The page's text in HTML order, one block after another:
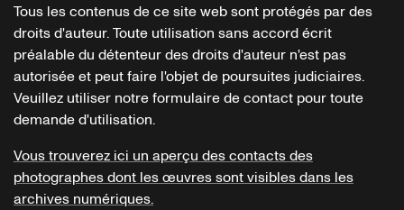
Tous les contenus de ce site web sont protégés par des
droits d'auteur. Toute utilisation sans accord écrit
préalable du détenteur des droits d'auteur n'est pas
autorisée et peut faire l'objet de poursuites judiciaires.
Veuillez utiliser notre formulaire de contact pour toute
demande d'utilisation.
Vous trouverez ici un aperçu des contacts des
photographes dont les œuvres sont visibles dans les
archives numériques.